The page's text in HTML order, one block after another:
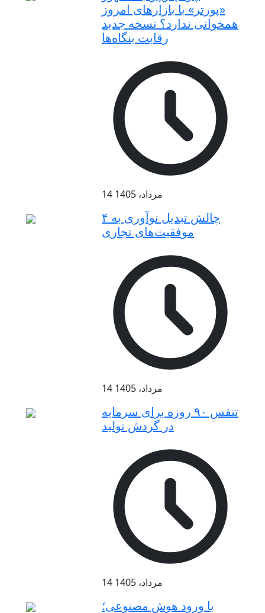
«پورتر» با بازارهای امروز
همخوانی ندارد؟ نسخه جدید
رقابت‌ بنگاه‌ها
14 مرداد، 1405
۴ چالش تبدیل نوآوری به
موفقیت‌های تجاری
14 مرداد، 1405
تنفس ۹۰ روزه برای سرمایه
در گردش تولید
14 مرداد، 1405
با ورود هوش مصنوعی؛